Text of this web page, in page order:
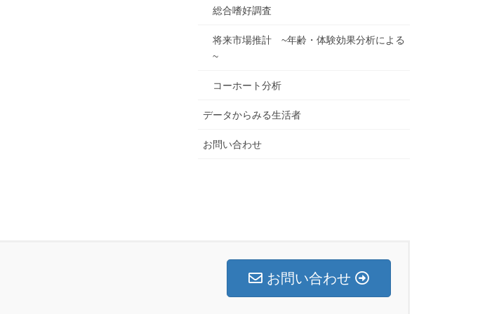
総合嗜好調査
将来市場推計 ~年齢・体験効果分析による
~
コーホート分析
データからみる生活者
お問い合わせ
お問い合わせ